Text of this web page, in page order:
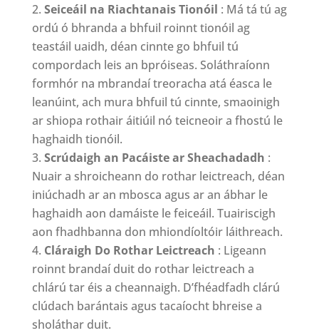
Seiceáil na Riachtanais Tionóil : Má tá tú ag
ordú ó bhranda a bhfuil roinnt tionóil ag
teastáil uaidh, déan cinnte go bhfuil tú
compordach leis an bpróiseas. Soláthraíonn
formhór na mbrandaí treoracha atá éasca le
leanúint, ach mura bhfuil tú cinnte, smaoinigh
ar shiopa rothair áitiúil nó teicneoir a fhostú le
haghaidh tionóil.
Scrúdaigh an Pacáiste ar Sheachadadh :
Nuair a shroicheann do rothar leictreach, déan
iniúchadh ar an mbosca agus ar an ábhar le
haghaidh aon damáiste le feiceáil. Tuairiscigh
aon fhadhbanna don mhiondíoltóir láithreach.
Cláraigh Do Rothar Leictreach : Ligeann
roinnt brandaí duit do rothar leictreach a
chlárú tar éis a cheannaigh. D’fhéadfadh clárú
clúdach barántais agus tacaíocht bhreise a
sholáthar duit.